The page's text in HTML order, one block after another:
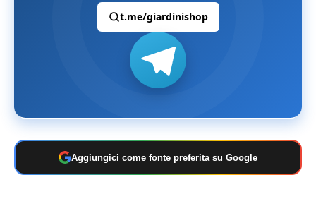
t.me/giardinishop
Aggiungici come fonte preferita su Google